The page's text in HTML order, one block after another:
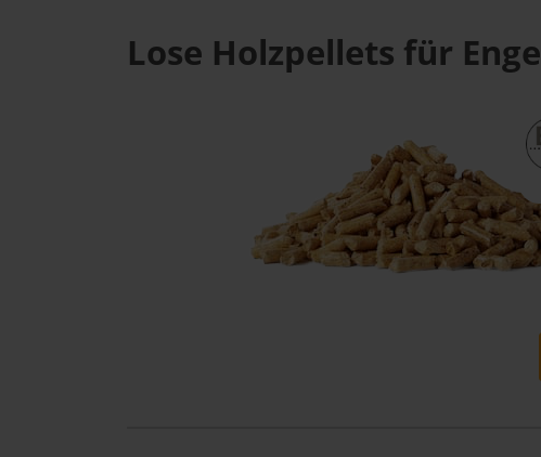
Lose Holzpellets für